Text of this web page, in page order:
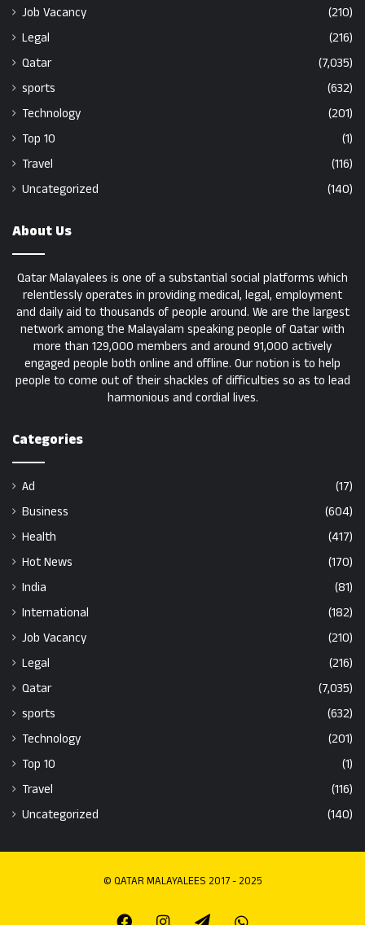
Job Vacancy
(210)
Legal
(216)
Qatar
(7,035)
sports
(632)
Technology
(201)
Top 10
(1)
Travel
(116)
Uncategorized
(140)
About Us
Qatar Malayalees is one of a substantial social platforms which
relentlessly operates in providing medical, legal, employment
and daily aid to thousands of people around. We are the largest
network among the Malayalam speaking people of Qatar with
more than 129,000 members and around 91,000 actively
engaged people both online and offline. Our notion is to help
people to come out of their shackles of difficulties so as to lead
harmonious and cordial lives.
Categories
Ad
(17)
Business
(604)
Health
(417)
Hot News
(170)
India
(81)
International
(182)
Job Vacancy
(210)
Legal
(216)
Qatar
(7,035)
sports
(632)
Technology
(201)
Top 10
(1)
Travel
(116)
Uncategorized
(140)
© QATAR MALAYALEES 2017 - 2025
FacebookInstagramTelegram